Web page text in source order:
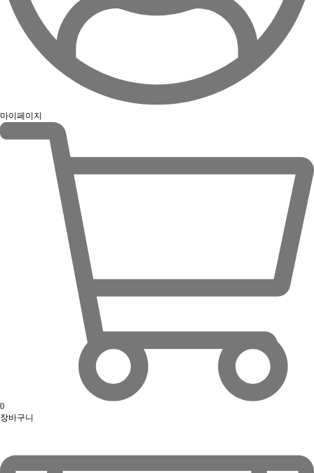
마이페이지
0
장바구니